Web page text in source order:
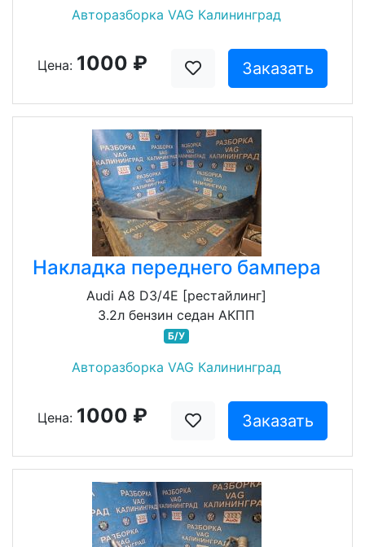
Авторазборка VAG Калининград
Цена: 1000 ₽ Заказать
Накладка переднего бампера
Audi A8 D3/4E [рестайлинг]
3.2л бензин седан АКПП
Б/У
Авторазборка VAG Калининград
Цена: 1000 ₽ Заказать